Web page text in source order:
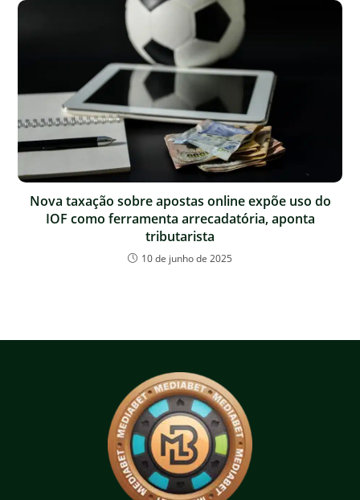
Nova taxação sobre apostas online expõe uso do
IOF como ferramenta arrecadatória, aponta
tributarista
10 de junho de 2025